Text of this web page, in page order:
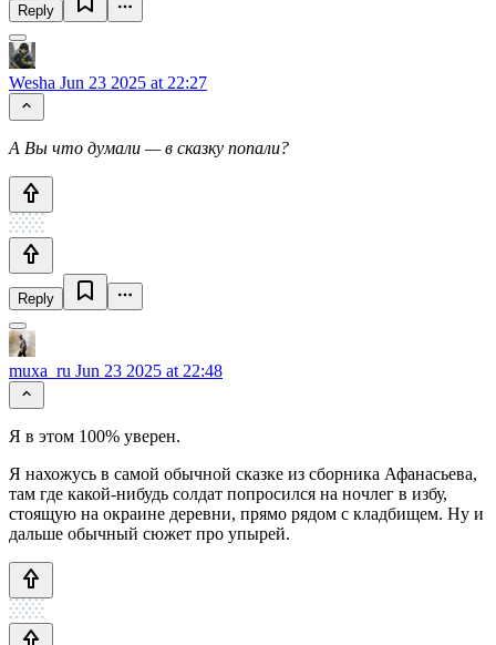
Reply
Wesha Jun 23 2025 at 22:27
А Вы что думали — в сказку попали?
Reply
muxa_ru Jun 23 2025 at 22:48
Я в этом 100% уверен.
Я нахожусь в самой обычной сказке из сборника Афанасьева,
там где какой-нибудь солдат попросился на ночлег в избу,
стоящую на окраине деревни, прямо рядом с кладбищем. Ну и
дальше обычный сюжет про упырей.